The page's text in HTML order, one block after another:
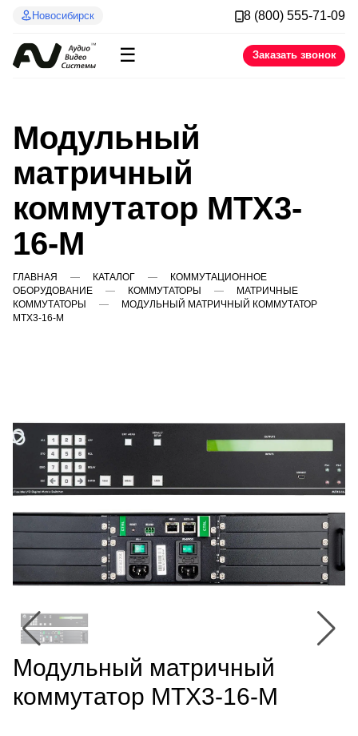
Новосибирск 8 (800) 555-71-09
☰ Заказать звонок
Модульный
матричный
коммутатор MTX3-
16-M
ГЛАВНАЯ КАТАЛОГ
КОММУТАЦИОННОЕ
ОБОРУДОВАНИЕ
КОММУТАТОРЫ
МАТРИЧНЫЕ
КОММУТАТОРЫ
МОДУЛЬНЫЙ МАТРИЧНЫЙ КОММУТАТОР
MTX3-16-M
Модульный матричный
коммутатор MTX3-16-M